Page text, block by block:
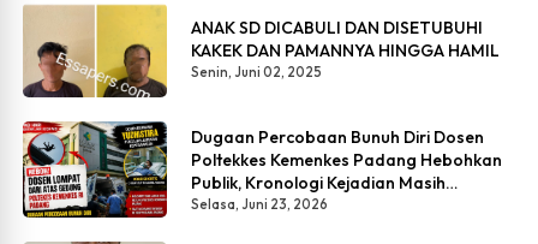
ANAK SD DICABULI DAN DISETUBUHI
KAKEK DAN PAMANNYA HINGGA HAMIL
Senin, Juni 02, 2025
Dugaan Percobaan Bunuh Diri Dosen
Poltekkes Kemenkes Padang Hebohkan
Publik, Kronologi Kejadian Masih
Simpang Siur
Selasa, Juni 23, 2026